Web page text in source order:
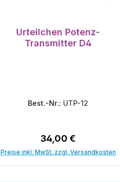
Urteilchen Potenz-
Transmitter D4
Best.-Nr.: UTP-12
Regulärer Preis:
34,00 €
Preise inkl. MwSt. zzgl. Versandkosten